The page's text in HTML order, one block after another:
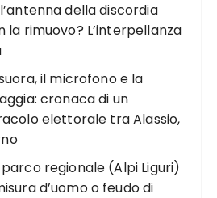
della discordia
la rimuovo? L’interpellanza
il microfono e la
cronaca di un
elettorale tra Alassio,
parco regionale (Alpi Liguri)
d’uomo o feudo di